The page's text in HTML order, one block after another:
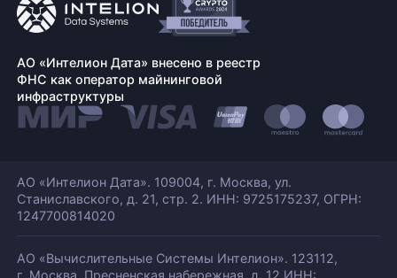
АО «Интелион Дата» внесено в реестр
ФНС как оператор майнинговой
инфраструктуры
АО «Интелион Дата». 109004, г. Москва, ул.
Станиславского, д. 21, стр. 2. ИНН: 9725175237, ОГРН:
1247700814020
АО «Вычислительные Системы Интелион». 123112,
г. Москва, Пресненская набережная, д. 12 ИНН: